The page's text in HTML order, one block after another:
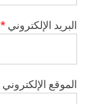
البريد الإلكتروني *
الموقع الإلكتروني